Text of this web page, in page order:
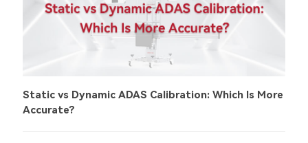
Static vs Dynamic ADAS Calibration: Which Is More
Accurate?